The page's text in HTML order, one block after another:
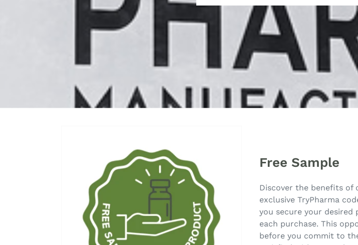
Free Sample
Discover the benefits
exclusive TryPharma
you secure your
each purchase. This
before you commit to